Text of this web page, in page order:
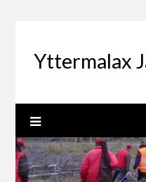
Yttermalax